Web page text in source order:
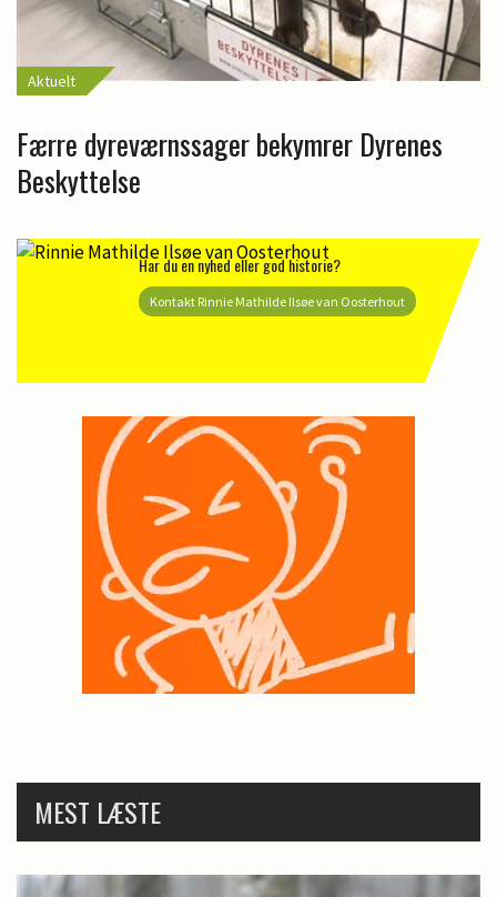
Aktuelt
Færre dyreværnssager bekymrer Dyrenes
Beskyttelse
Har du en nyhed eller god historie?
Kontakt Rinnie Mathilde Ilsøe van Oosterhout
MEST LÆSTE